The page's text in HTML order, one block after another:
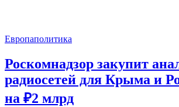
Европаполитика
Роскомнадзор закупит
радиосетей для Крыма и
на ₽2 млрд